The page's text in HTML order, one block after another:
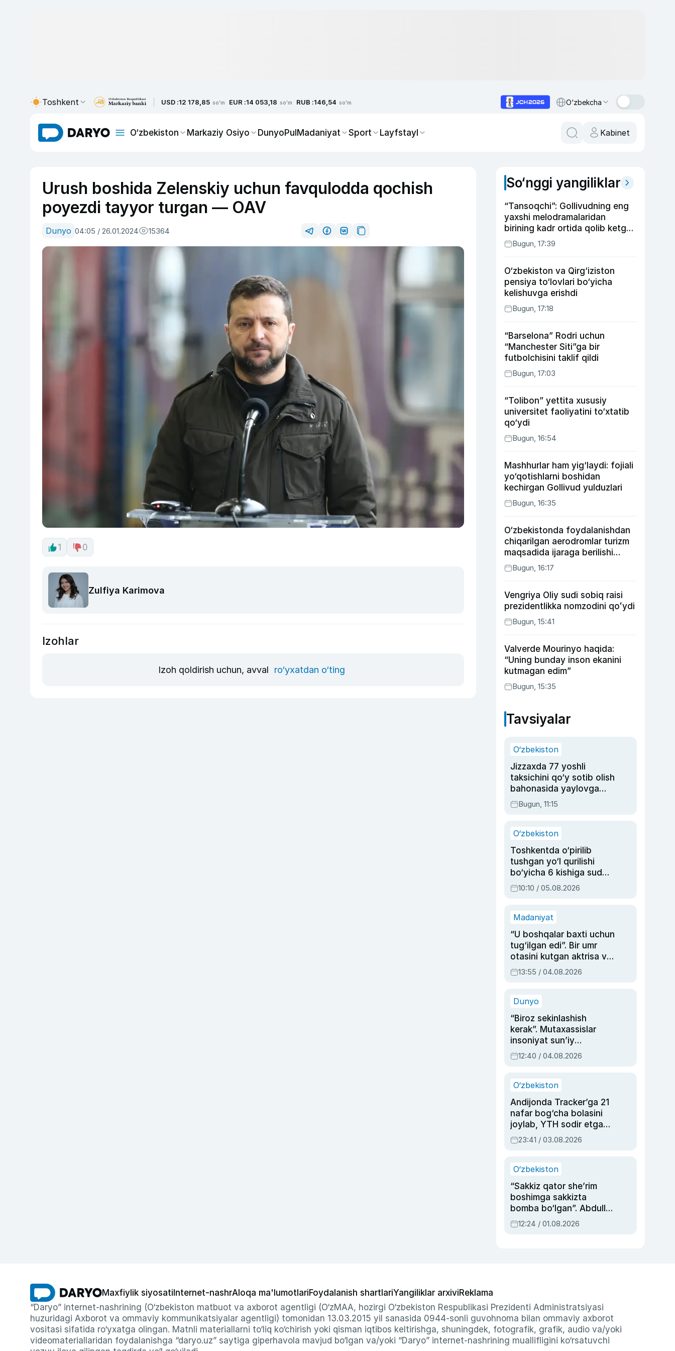
Toshkent USD :12 178,85 so'm EUR :14 053,18 so'm RUB :146,54 so'm O‘zbekcha
O‘zbekiston Markaziy Osiyo DunyoPulMadaniyat Sport Layfstayl Kabinet
Urush boshida Zelenskiy uchun favqulodda qochish
poyezdi tayyor turgan — OAV
Dunyo 04:05 / 26.01.2024 15364
1 0
Zulfiya Karimova
Izohlar
Izoh qoldirish uchun, avval ro‘yxatdan o‘ting
So‘nggi yangiliklar
“Tansoqchi”: Gollivudning eng
yaxshi melodramalaridan
birining kadr ortida qolib ketgan
voqealari
Bugun, 17:39
O‘zbekiston va Qirg‘iziston
pensiya to‘lovlari bo‘yicha
kelishuvga erishdi
Bugun, 17:18
“Barselona” Rodri uchun
“Manchester Siti”ga bir
futbolchisini taklif qildi
Bugun, 17:03
“Tolibon” yettita xususiy
universitet faoliyatini to‘xtatib
qo‘ydi
Bugun, 16:54
Mashhurlar ham yig‘laydi: fojiali
yo‘qotishlarni boshidan
kechirgan Gollivud yulduzlari
Bugun, 16:35
O‘zbekistonda foydalanishdan
chiqarilgan aerodromlar turizm
maqsadida ijaraga berilishi
mumkin
Bugun, 16:17
Vengriya Oliy sudi sobiq raisi
prezidentlikka nomzodini qoʻydi
Bugun, 15:41
Valverde Mourinyo haqida:
“Uning bunday inson ekanini
kutmagan edim”
Bugun, 15:35
Tavsiyalar
O‘zbekiston
Jizzaxda 77 yoshli
taksichini qo‘y sotib olish
bahonasida yaylovga
olib borib o‘ldirgan yigit
20 yilga qamaldi
Bugun, 11:15
O‘zbekiston
Toshkentda o‘pirilib
tushgan yo‘l qurilishi
bo‘yicha 6 kishiga sud
hukmi o‘qildi
10:10 / 05.08.2026
Madaniyat
“U boshqalar baxti uchun
tug‘ilgan edi”. Bir umr
otasini kutgan aktrisa va
dublyaj ustasi Rimma
Ahmedovaning
13:55 / 04.08.2026
Dunyo
“Biroz sekinlashish
kerak”. Mutaxassislar
insoniyat sun’iy
intellektni boshqara
olmay qolishidan xavotir
12:40 / 04.08.2026
O‘zbekiston
Andijonda Tracker’ga 21
nafar bog‘cha bolasini
joylab, YTH sodir etgan
ayolga sud hukmi o‘qildi
23:41 / 03.08.2026
O‘zbekiston
“Sakkiz qator she’rim
boshimga sakkizta
bomba bo‘lgan”. Abdulla
Oripovni siyosiy
ayblovlardan asrab
12:24 / 01.08.2026
Maxfiylik siyosati Internet-nashrAloqa ma'lumotlariFoydalanish shartlariYangiliklar arxiviReklama
“Daryo” internet-nashrining (O‘zbekiston matbuot va axborot agentligi (O‘zMAA, hozirgi O‘zbekiston Respublikasi Prezidenti Administratsiyasi
huzuridagi Axborot va ommaviy kommunikatsiyalar agentligi) tomonidan 13.03.2015 yil sanasida 0944-sonli guvohnoma bilan ommaviy axborot
vositasi sifatida ro‘yxatga olingan. Matnli materiallarni to‘liq ko‘chirish yoki qisman iqtibos keltirishga, shuningdek, fotografik, grafik, audio va/yoki
videomateriallaridan foydalanishga “daryo.uz” saytiga giperhavola mavjud bo‘lgan va/yoki “Daryo” internet-nashrining muallifligini ko‘rsatuvchi